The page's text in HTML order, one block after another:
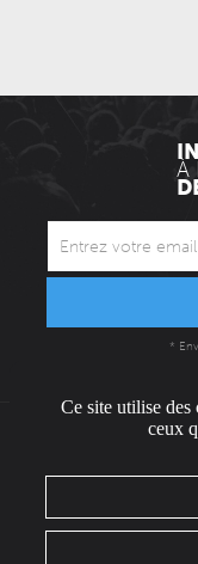
À
*
Ce site utilise
ceux